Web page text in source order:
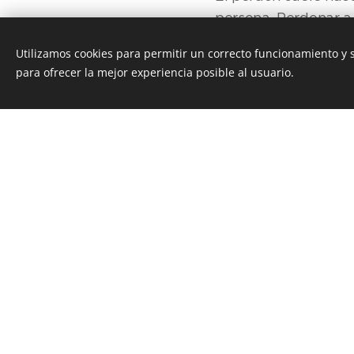
persona. Perdonar
Con el tiempo,
Utilizamos cookies para permitir un correcto funcionamiento y
para ofrecer la mejor experiencia posible al usuario.